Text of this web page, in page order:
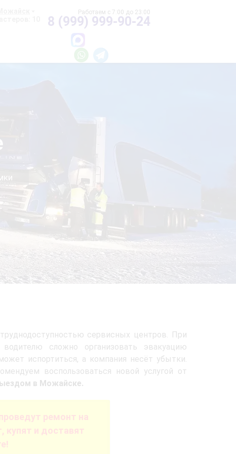
8 (999) 999-90-24
сервисных центров. При
сложно организовать эвакуацию
испортиться, а компания несёт убытки.
воспользоваться новой услугой от
в Можайске.
ремонт на
купят и доставят